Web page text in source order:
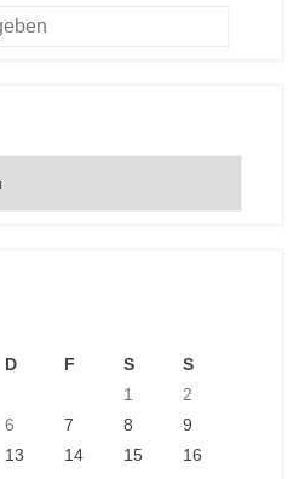
D F S
S
1
2
6 7 8
9
13 14 15
16